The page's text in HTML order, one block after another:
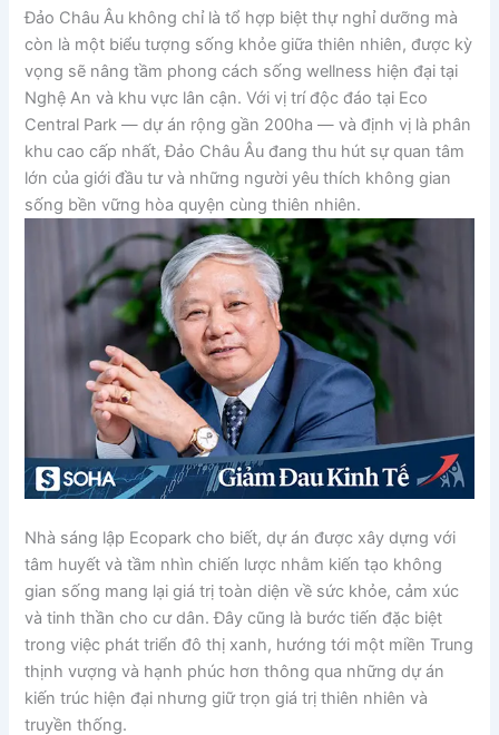
Đảo Châu Âu không chỉ là tổ hợp biệt thự nghỉ dưỡng mà
còn là một biểu tượng sống khỏe giữa thiên nhiên, được kỳ
vọng sẽ nâng tầm phong cách sống wellness hiện đại tại
Nghệ An và khu vực lân cận. Với vị trí độc đáo tại Eco
Central Park — dự án rộng gần 200ha — và định vị là phân
khu cao cấp nhất, Đảo Châu Âu đang thu hút sự quan tâm
lớn của giới đầu tư và những người yêu thích không gian
sống bền vững hòa quyện cùng thiên nhiên.
Nhà sáng lập Ecopark cho biết, dự án được xây dựng với
tâm huyết và tầm nhìn chiến lược nhằm kiến tạo không
gian sống mang lại giá trị toàn diện về sức khỏe, cảm xúc
và tinh thần cho cư dân. Đây cũng là bước tiến đặc biệt
trong việc phát triển đô thị xanh, hướng tới một miền Trung
thịnh vượng và hạnh phúc hơn thông qua những dự án
kiến trúc hiện đại nhưng giữ trọn giá trị thiên nhiên và
truyền thống.